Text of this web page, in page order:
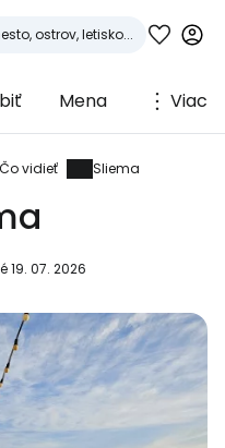
Mena Viac
Čo vidieť Sliema
19. 07. 2026
do
cestovateľov
Google
Facebooku